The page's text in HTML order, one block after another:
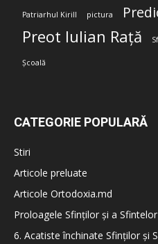
Patriarhul Kirill pictura
Preot Iulian Rață
Școală
CATEGORIE POPULARĂ
Stiri
Articole preluate
Articole Ortodoxia.md
Proloagele Sfinților și a Sfintelor
6. Acatiste închinate Sfinților și